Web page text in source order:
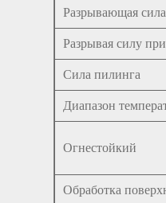
Разрывающая
Разрывая силу
Сила пилинга
Диапазон
Огнестойкий
Обработка